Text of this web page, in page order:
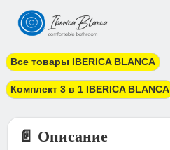
Все товары IBERICA BLANCA
Комплект 3 в 1 IBERICA BLANCA
📄 Описание